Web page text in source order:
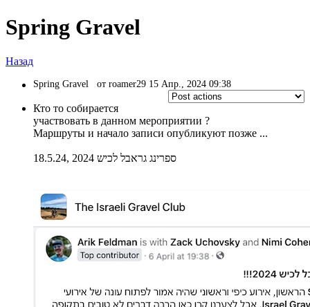
Spring Gravel
Назад
Spring Gravel от roamer29 15 Апр., 2024 09:38
Кто то собирается
участвовать в данном мероприятии ?
Маршруты и начало записи опубликуют позже ...
18.5.24, ספרינג גראבל לכיש 2024